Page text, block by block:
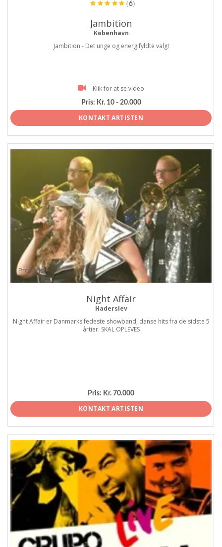
(6)
Jambition
København
Jambition - Det unge og energifyldte valg!
Klik for at se video
Pris: Kr. 10 - 20.000
KONTAKT ARTISTEN
ProArtist
Night Affair
Haderslev
Night Affair er Danmarks fedeste showband, danse hits fra de sidste 5
årtier. SKAL OPLEVES
Pris: Kr. 70.000
KONTAKT ARTISTEN